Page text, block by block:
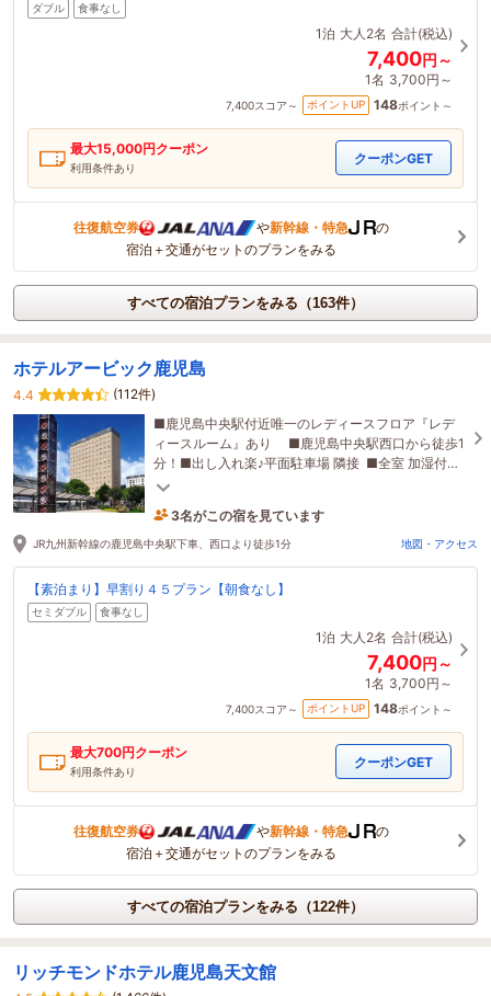
ダブル 食事なし
1泊 大人2名 合計(税込)
7,400円～
1名 3,700円～
7,400スコア～ ポイントUP 148ポイント～
最大15,000円クーポン
利用条件あり
クーポンGET
往復航空券 や新幹線・特急
の
宿泊＋交通がセットのプランをみる
すべての宿泊プランをみる（163件）
ホテルアービック鹿児島
4.4
(112件)
■鹿児島中央駅付近唯一のレディースフロア『レデ
ィースルーム』あり ■鹿児島中央駅西口から徒歩1
分！■出し入れ楽♪平面駐車場 隣接 ■全室 加湿付き
空気清浄機設置■全室Wi-Fi完備！
3名がこの宿を見ています
たった今予約されました
JR九州新幹線の鹿児島中央駅下車、西口より徒歩1分 地図・アクセス
【素泊まり】早割り４５プラン【朝食なし】
セミダブル 食事なし
1泊 大人2名 合計(税込)
7,400円～
1名 3,700円～
7,400スコア～ ポイントUP 148ポイント～
最大700円クーポン
利用条件あり
クーポンGET
往復航空券 や新幹線・特急
の
宿泊＋交通がセットのプランをみる
すべての宿泊プランをみる（122件）
リッチモンドホテル鹿児島天文館